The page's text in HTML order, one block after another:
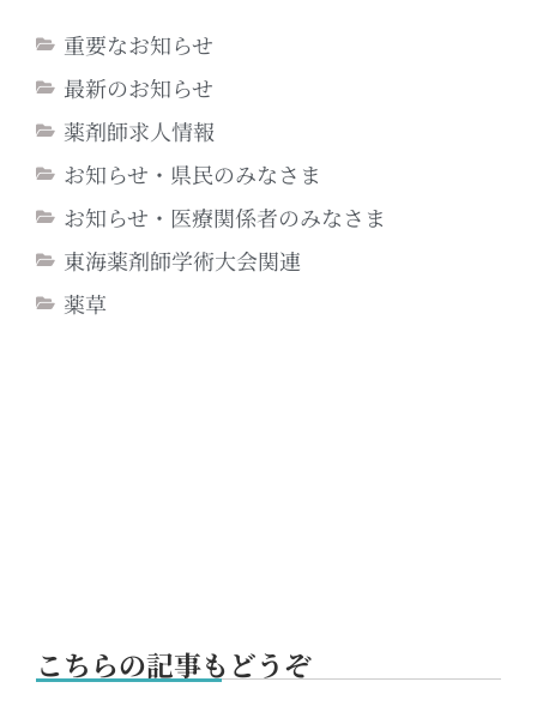
重要なお知らせ
最新のお知らせ
薬剤師求人情報
お知らせ・県民のみなさま
お知らせ・医療関係者のみなさま
東海薬剤師学術大会関連
薬草
こちらの記事もどうぞ